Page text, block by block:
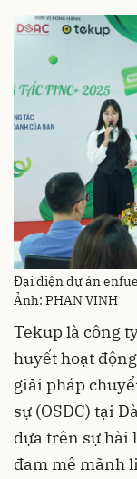
Đại diện dự án
Ảnh: PHAN VINH
Tekup là công
huyết hoạt
giải pháp
sự (OSDC) tại
dựa trên sự hài
đam mê mãnh